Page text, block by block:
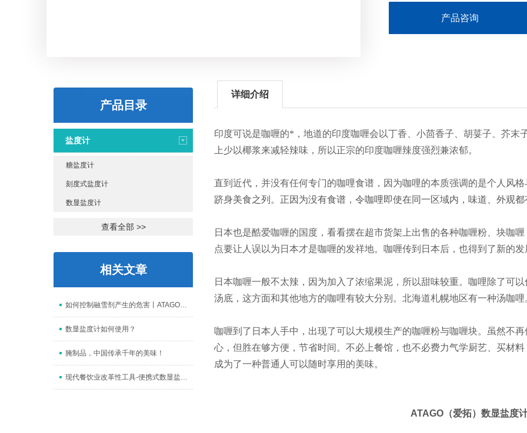
产品咨询
产品目录
盐度计
糖盐度计
刻度式盐度计
数显盐度计
查看全部 >>
相关文章
如何控制融雪剂产生的危害丨ATAGO（爱拓）数显氯化钠Nacl浓度计
数显盐度计如何使用？
腌制品，中国传承千年的美味！
现代餐饮业改革性工具-便携式数显盐度计
详细介绍
印度可说是咖喱的*，地道的印度咖喱会以丁香、小茴香子、胡荽子、芥末
上少以椰浆来减轻辣味，所以正宗的印度咖喱辣度强烈兼浓郁。
直到近代，并没有任何专门的咖哩食谱，因为咖哩的本质强调的是个人风
跻身美食之列。正因为没有食谱，令咖哩即使在同一区域内，味道、外观
日本也是酷爱咖喱的国度，看看摆在超市货架上出售的各种咖喱粉、块咖
点要让人误以为日本才是咖喱的发祥地。咖喱传到日本后，也得到了新的发
日本咖喱一般不太辣，因为加入了浓缩果泥，所以甜味较重。咖哩除了可
汤底，这方面和其他地方的咖哩有较大分别。北海道札幌地区有一种汤咖哩
咖喱到了日本人手中，出现了可以大规模生产的咖喱粉与咖喱块。虽然不
心，但胜在够方便，节省时间。不必上餐馆，也不必费力气学厨艺、买材
成为了一种普通人可以随时享用的美味。
ATAGO （爱拓）数显盐度